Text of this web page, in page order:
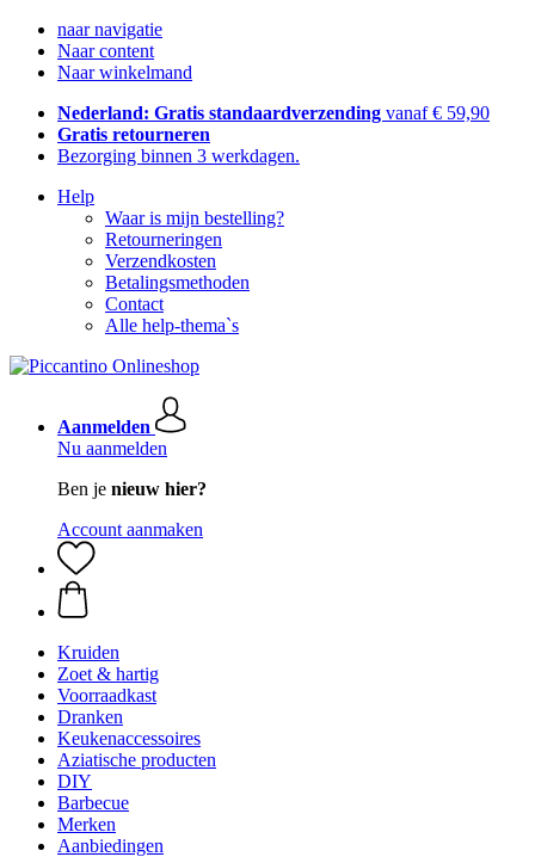
naar navigatie
Naar content
Naar winkelmand
Nederland: Gratis standaardverzending vanaf € 59,90
Gratis retourneren
Bezorging binnen 3 werkdagen.
Help
Waar is mijn bestelling?
Retourneringen
Verzendkosten
Betalingsmethoden
Contact
Alle help-thema`s
Aanmelden
Nu aanmelden
Ben je nieuw hier?
Account aanmaken
Kruiden
Zoet & hartig
Voorraadkast
Dranken
Keukenaccessoires
Aziatische producten
DIY
Barbecue
Merken
Aanbiedingen